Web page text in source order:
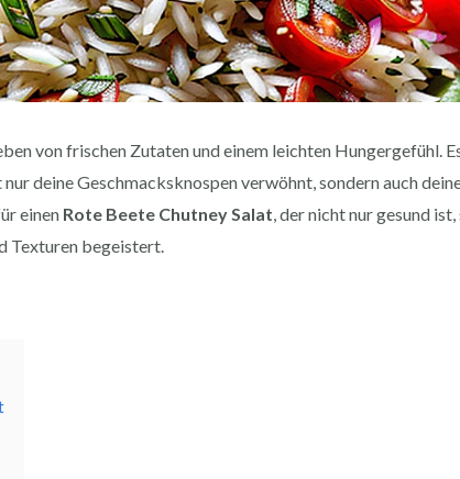
von frischen Zutaten und einem leichten Hungergefühl.
deine Geschmacksknospen verwöhnt, sondern auch
einen Rote Beete Chutney Salat, der nicht nur gesund
Texturen begeistert.